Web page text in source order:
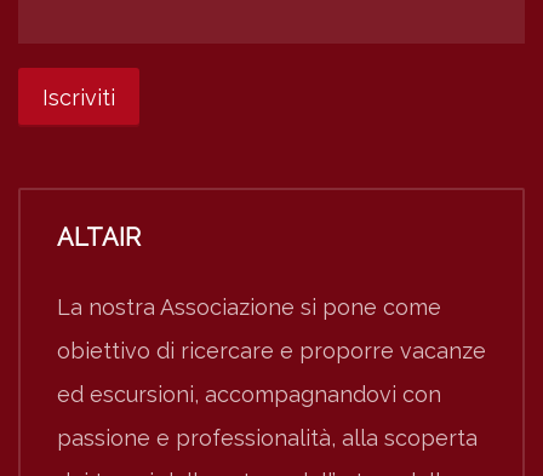
ALTAIR
La nostra Associazione si pone come
obiettivo di ricercare e proporre vacanze
ed escursioni, accompagnandovi con
passione e professionalità, alla scoperta